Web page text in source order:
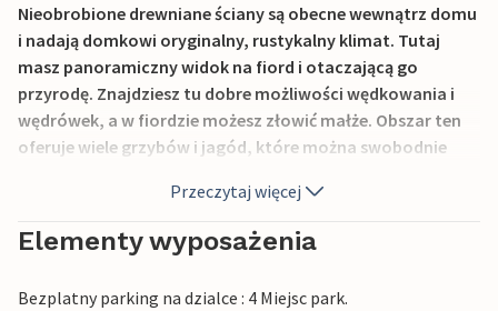
Nieobrobione drewniane ściany są obecne wewnątrz domu
i nadają domkowi oryginalny, rustykalny klimat. Tutaj
masz panoramiczny widok na fiord i otaczającą go
przyrodę. Znajdziesz tu dobre możliwości wędkowania i
wędrówek, a w fiordzie możesz złowić małże. Obszar ten
oferuje wiele grzybów i jagód, które można swobodnie
Własne kąpielisko znajdziesz zaledwie 100 m od domu.
Przejedź się wzdłuż Sognefjord, najdłuższego i
najgłębszego fiordu w Norwegii.
Przeczytaj więcej
Elementy wyposażenia
Bezplatny parking na dzialce : 4 Miejsc park.